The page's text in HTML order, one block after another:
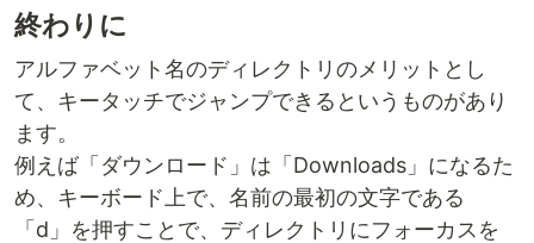
終わりに
アルファベット名のディレクトリのメリットとし
て、キータッチでジャンプできるというものがあり
ます。
例えば「ダウンロード」は「Downloads」になるた
め、キーボード上で、名前の最初の文字である
「d」を押すことで、ディレクトリにフォーカスを